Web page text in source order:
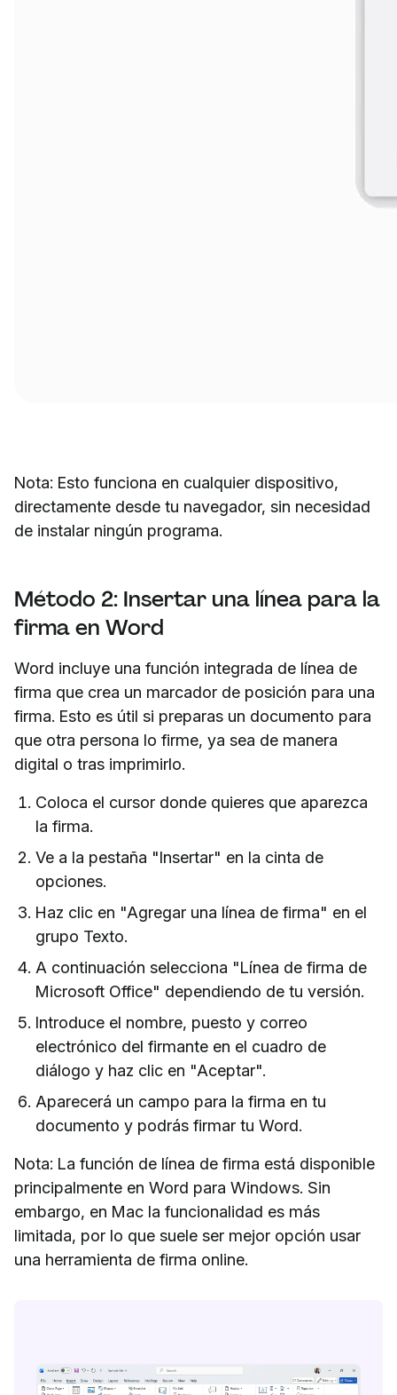
Nota: Esto funciona en cualquier dispositivo,
directamente desde tu navegador, sin necesidad
de instalar ningún programa.
Método 2: Insertar una línea para la
firma en Word
Word incluye una función integrada de línea de
firma que crea un marcador de posición para una
firma. Esto es útil si preparas un documento para
que otra persona lo firme, ya sea de manera
digital o tras imprimirlo.
Coloca el cursor donde quieres que aparezca
la firma.
Ve a la pestaña "Insertar" en la cinta de
opciones.
Haz clic en "Agregar una línea de firma" en el
grupo Texto.
A continuación selecciona "Línea de firma de
Microsoft Office" dependiendo de tu versión.
Introduce el nombre, puesto y correo
electrónico del firmante en el cuadro de
diálogo y haz clic en "Aceptar".
Aparecerá un campo para la firma en tu
documento y podrás firmar tu Word.
Nota: La función de línea de firma está disponible
principalmente en Word para Windows. Sin
embargo, en Mac la funcionalidad es más
limitada, por lo que suele ser mejor opción usar
una herramienta de firma online.